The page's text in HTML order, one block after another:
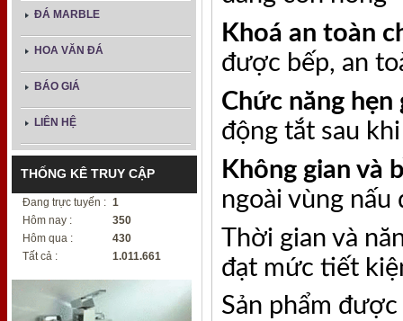
ĐÁ MARBLE
HOA VĂN ĐÁ
BÁO GIÁ
LIÊN HỆ
THỐNG KÊ TRUY CẬP
Đang trực tuyến : 1
Hôm nay :
350
Hôm qua :
430
Tất cả :
1.011.661
Khoá an toàn
được bếp, an
Chức năng hẹn
động tắt sau
Không gian và
ngoài vùng nấu
Thời gian và
đạt mức tiết
Sản phẩm